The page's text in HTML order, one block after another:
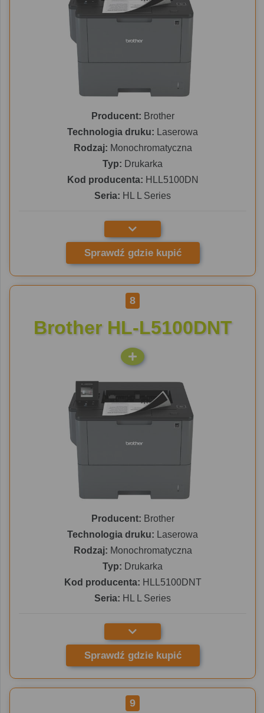
Producent: Brother
Technologia druku: Laserowa
Rodzaj: Monochromatyczna
Typ: Drukarka
Kod producenta: HLL5100DN
Seria: HL L Series
Sprawdź gdzie kupić
8
Brother HL-L5100DNT
Producent: Brother
Technologia druku: Laserowa
Rodzaj: Monochromatyczna
Typ: Drukarka
Kod producenta: HLL5100DNT
Seria: HL L Series
Sprawdź gdzie kupić
9